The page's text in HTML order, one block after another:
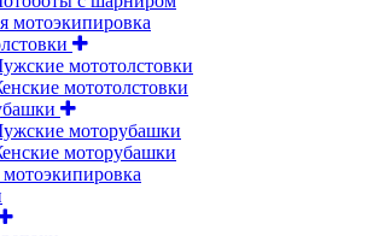
мотоэкипировка
мототолстовки
мототолстовки
моторубашки
моторубашки